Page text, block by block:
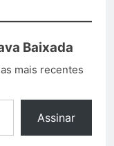
Baixada
mais recentes
Assinar